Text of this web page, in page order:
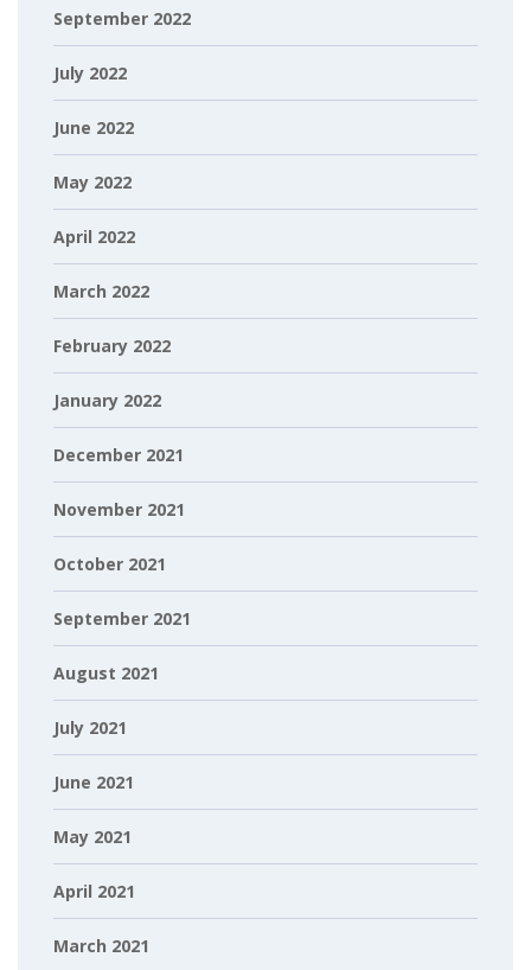
September 2022
July 2022
June 2022
May 2022
April 2022
March 2022
February 2022
January 2022
December 2021
November 2021
October 2021
September 2021
August 2021
July 2021
June 2021
May 2021
April 2021
March 2021